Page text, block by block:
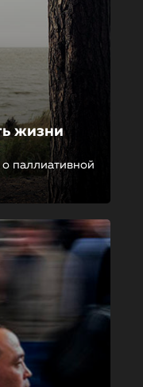
жизни
паллиативной